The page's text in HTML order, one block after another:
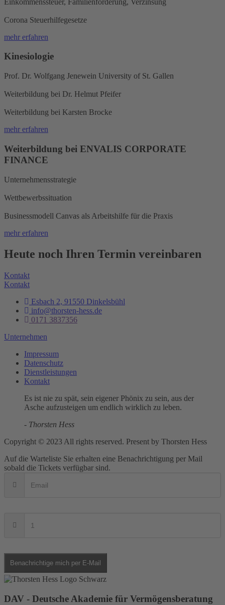
Corona Steuerhilfegesetze
mehr erfahren
Kinesiologie
Prof. Dr. Wolfgang Jenewein University of St. Gallen
Weiterbildung bei Dr. Helmut Pfeifer
Weiterbildung bei Karsten Brocke
mehr erfahren
Weiterbildung bei ENVALIS CORPORATE
FINANCE
Unternehmensstrategie
Wettbewerbssituation
Businessmodell Canvas als Arbeitshilfe für die Praxis
mehr erfahren
Heute noch Ihren Termin vereinbaren
Kontakt
Kontakt
Esbach 2, 91550 Dinkelsbühl
info@thorsten-hess.de
0171 3837356
Unternehmen
Impressum
Datenschutz
Dienstleistungen
Kontakt
Es ist nie zu spät, sein eigener Phönix zu sein, aus der
Asche aufzusteigen um endlich wirklich zu leben.
- Thorsten Hess
Copyright © 2023 All rights reserved. Present by Thorsten Hess
Auf die Warteliste Sie erhalten eine Benachrichtigung per Mail
sobald die Tickets verfügbar sind.
Benachrichtige mich per E-Mail
DAV - Deutsche Akademie für Vermögensberatung